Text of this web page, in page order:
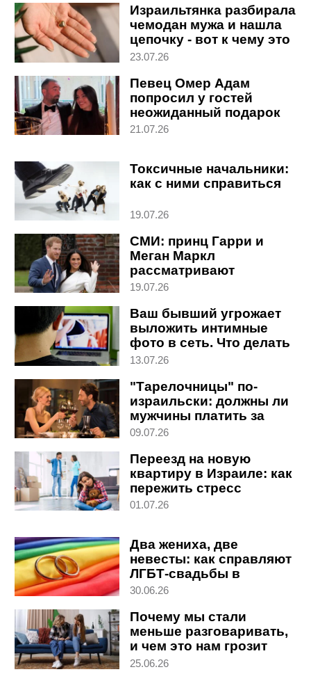
Израильтянка разбирала
чемодан мужа и нашла
цепочку - вот к чему это
привело
23.07.26
Певец Омер Адам
попросил у гостей
неожиданный подарок
на свадьбу
21.07.26
Токсичные начальники:
как с ними справиться
19.07.26
СМИ: принц Гарри и
Меган Маркл
рассматривают
возможность
Великобританию
19.07.26
Ваш бывший угрожает
выложить интимные
фото в сеть. Что делать
13.07.26
"Тарелочницы" по-
израильски: должны ли
мужчины платить за
женщин на первом
09.07.26
Переезд на новую
квартиру в Израиле: как
пережить стресс
взрослым и детям
01.07.26
Два жениха, две
невесты: как справляют
ЛГБТ-свадьбы в
Израиле
30.06.26
Почему мы стали
меньше разговаривать,
и чем это нам грозит
25.06.26